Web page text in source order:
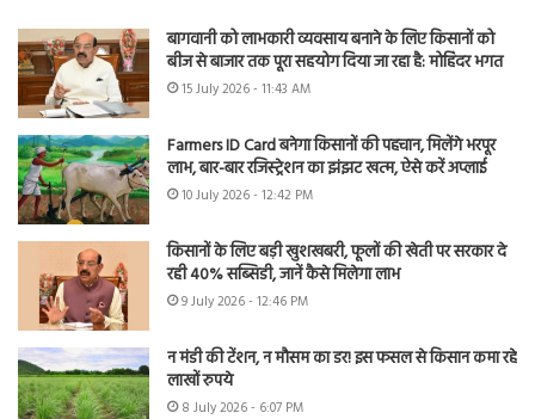
बागवानी को लाभकारी व्यवसाय बनाने के लिए किसानों को
बीज से बाजार तक पूरा सहयोग दिया जा रहा है: मोहिंदर भगत
15 July 2026 - 11:43 AM
Farmers ID Card बनेगा किसानों की पहचान, मिलेंगे भरपूर
लाभ, बार-बार रजिस्ट्रेशन का झंझट खत्म, ऐसे करें अप्लाई
10 July 2026 - 12:42 PM
किसानों के लिए बड़ी खुशखबरी, फूलों की खेती पर सरकार दे
रही 40% सब्सिडी, जानें कैसे मिलेगा लाभ
9 July 2026 - 12:46 PM
न मंडी की टेंशन, न मौसम का डर! इस फसल से किसान कमा रहे
लाखों रुपये
8 July 2026 - 6:07 PM